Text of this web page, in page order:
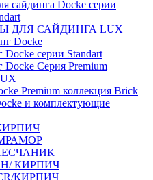
сайдинга Docke серии
ДЛЯ САЙДИНГА LUX
Docke
Docke серии Standart
Docke Серия Premium
Premium коллекция Brick
и комплектующие
КИРПИЧ
КИРПИЧ